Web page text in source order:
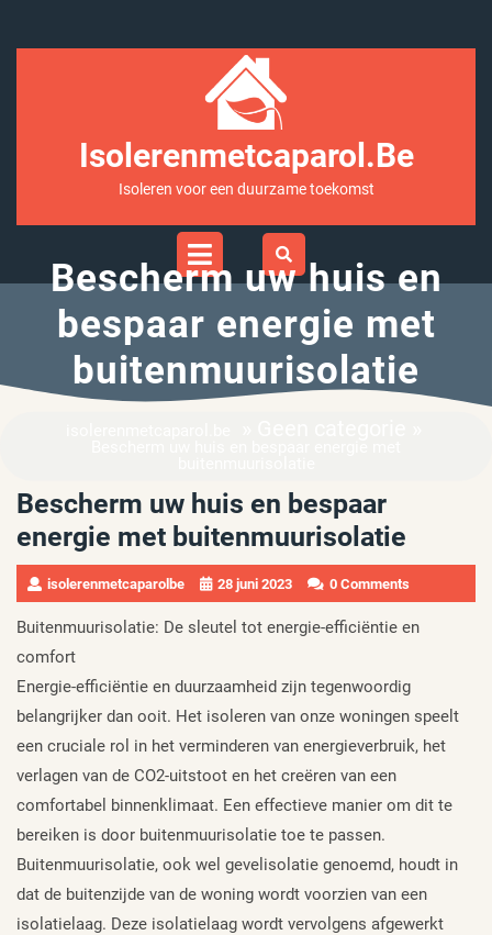
Isolerenmetcaparol.be
Isoleren voor een duurzame toekomst
Open
Bescherm uw huis en
bespaar energie met
buitenmuurisolatie
Bescherm uw huis en bespaar
energie met buitenmuurisolatie
isolerenmetcaparolbe 28 juni 2023 0 Comments
Buitenmuurisolatie: De sleutel tot energie-efficiëntie en
comfort
Energie-efficiëntie en duurzaamheid zijn tegenwoordig
belangrijker dan ooit. Het isoleren van onze woningen speelt
een cruciale rol in het verminderen van energieverbruik, het
verlagen van de CO2-uitstoot en het creëren van een
comfortabel binnenklimaat. Een effectieve manier om dit te
bereiken is door buitenmuurisolatie toe te passen.
Buitenmuurisolatie, ook wel gevelisolatie genoemd, houdt in
dat de buitenzijde van de woning wordt voorzien van een
isolatielaag. Deze isolatielaag wordt vervolgens afgewerkt